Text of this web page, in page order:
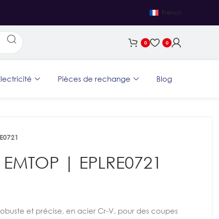
French
0 0
Pièces de rechange Blog
| EPLRE0721
et précise, en acier Cr-V, pour des coupes